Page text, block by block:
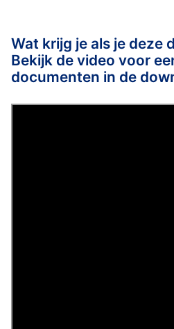
Wat krijg je als je deze
Bekijk de video voor
documenten in de